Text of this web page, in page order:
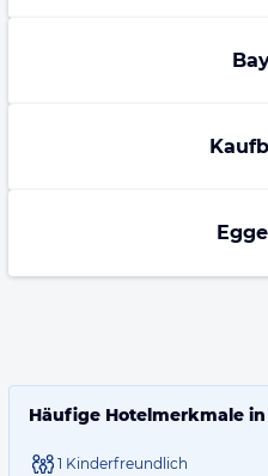
Häufige Hotelmerkmale
1 Kinderfreundlich